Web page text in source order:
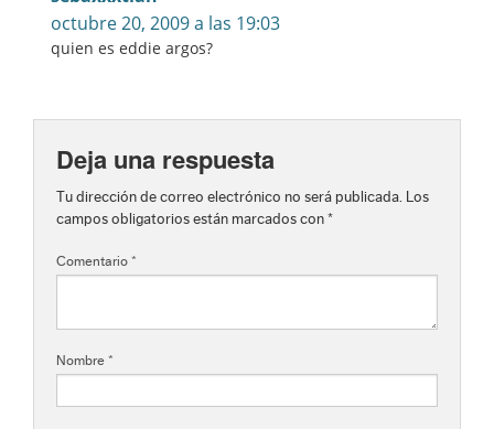
octubre 20, 2009 a las 19:03
quien es eddie argos?
Deja una respuesta
Tu dirección de correo electrónico no será publicada. Los
campos obligatorios están marcados con *
Comentario *
Nombre *